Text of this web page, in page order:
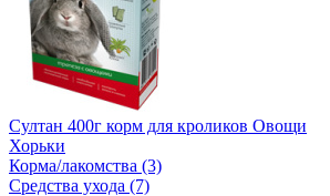
Султан 400г корм для кроликов Овощи
Хорьки
Корма/лакомства (3)
Средства ухода (7)